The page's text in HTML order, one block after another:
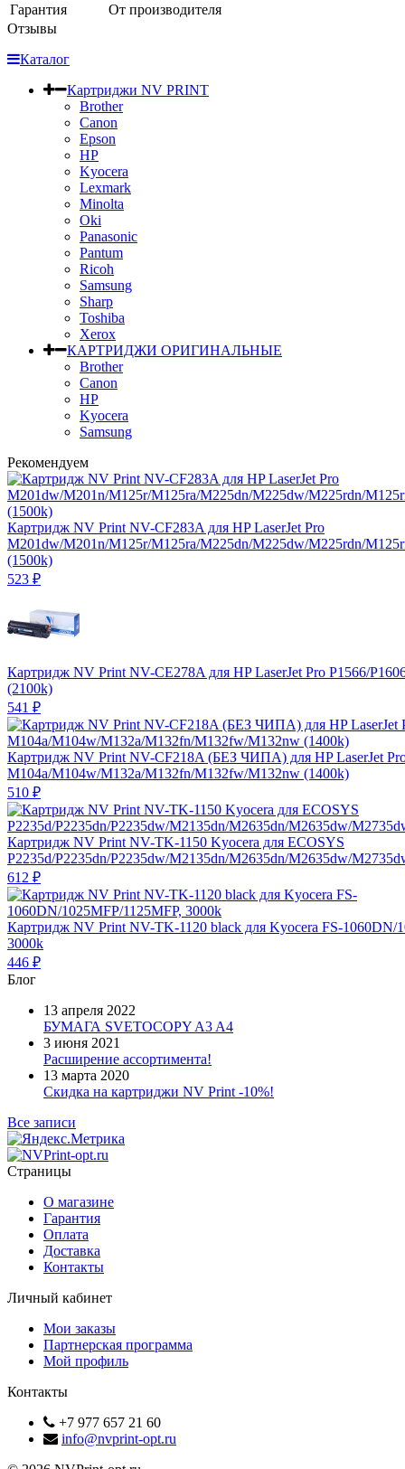
Гарантия
От производителя
Отзывы
Каталог
Картриджи NV PRINT
Brother
Canon
Epson
HP
Kyocera
Lexmark
Minolta
Oki
Panasonic
Pantum
Ricoh
Samsung
Sharp
Toshiba
Xerox
КАРТРИДЖИ ОРИГИНАЛЬНЫЕ
Brother
Canon
HP
Kyocera
Samsung
Рекомендуем
Картридж NV Print NV-CF283A для HP LaserJet Pro
M201dw/M201n/M125r/M125ra/M225dn/M225dw/M225rdn/
(1500k)
523 ₽
Картридж NV Print NV-CE278A для HP LaserJet Pro P1566/
(2100k)
541 ₽
Картридж NV Print NV-CF218A (БЕЗ ЧИПА) для HP LaserJet
M104a/M104w/M132a/M132fn/M132fw/M132nw (1400k)
510 ₽
Картридж NV Print NV-TK-1150 Kyocera для ECOSYS
P2235d/P2235dn/P2235dw/M2135dn/M2635dn/M2635dw/
612 ₽
Картридж NV Print NV-TK-1120 black для Kyocera FS-1060DN/
3000k
446 ₽
Блог
13 апреля 2022
БУМАГА SVETOCOPY A3 A4
3 июня 2021
Расширение ассортимента!
13 марта 2020
Скидка на картриджи NV Print -10%!
Все записи
Страницы
О магазине
Гарантия
Оплата
Доставка
Контакты
Личный кабинет
Мои заказы
Партнерская программа
Мой профиль
Контакты
+7 977 657 21 60
info@nvprint-opt.ru